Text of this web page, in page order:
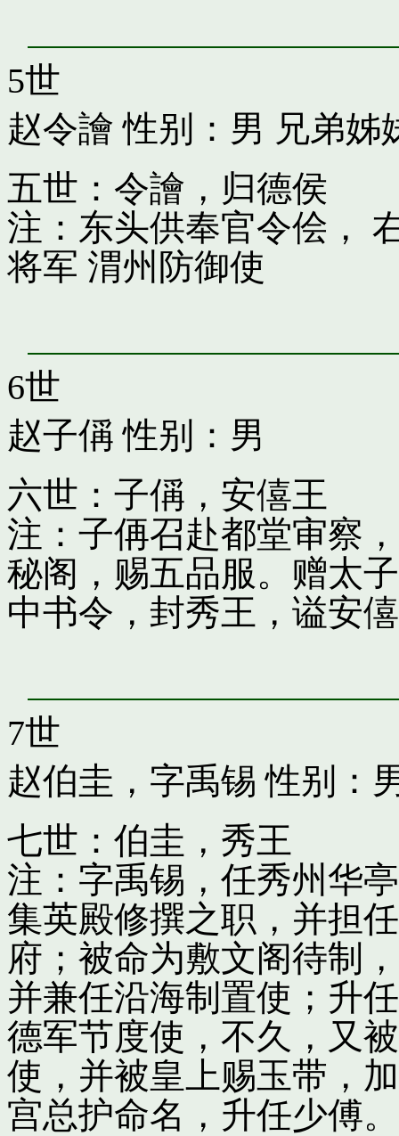
5世
赵令譮 性别：男 兄弟姊
五世：令譮，归德侯
注：东头供奉官令侩，
将军 渭州防御使
6世
赵子偁 性别：男
六世：子偁，安僖王
注：子侢召赴都堂审察
秘阁，赐五品服。赠太
中书令，封秀王，谥安
7世
赵伯圭，字禹锡 性别：
七世：伯圭，秀王
注：字禹锡，任秀州华
集英殿修撰之职，并担
府；被命为敷文阁待制
并兼任沿海制置使；升
德军节度使，不久，又
使，并被皇上赐玉带，
宫总护命名，升任少傅